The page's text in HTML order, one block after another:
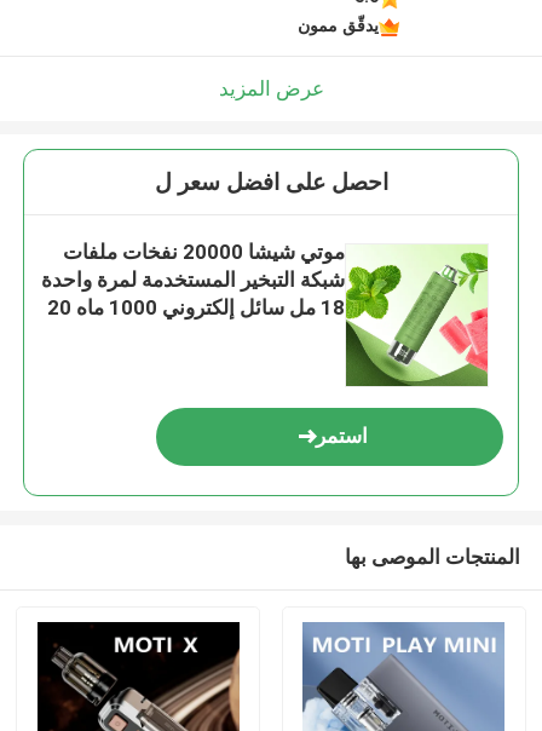
يدقّق ممون
عرض المزيد
احصل على افضل سعر ل
موتي شيشا 20000 نفخات ملفات
شبكة التبخير المستخدمة لمرة واحدة
18 مل سائل إلكتروني 1000 ماه 20
استمر
المنتجات الموصى بها